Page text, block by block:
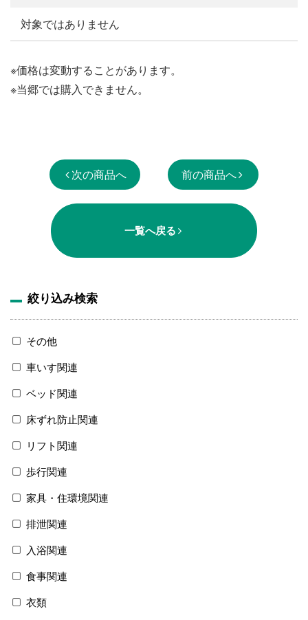
対象ではありません
※価格は変動することがあります。
※当郷では購入できません。
次の商品へ 前の商品へ
一覧へ戻る
絞り込み検索
その他
車いす関連
ベッド関連
床ずれ防止関連
リフト関連
歩行関連
家具・住環境関連
排泄関連
入浴関連
食事関連
衣類